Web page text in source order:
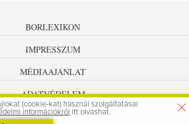
BORLEXIKON
IMPRESSZUM
MÉDIAAJÁNLAT
ADATVÉDELEM
(cookie-kat) használ szolgáltatásai
információkról itt olvashat.